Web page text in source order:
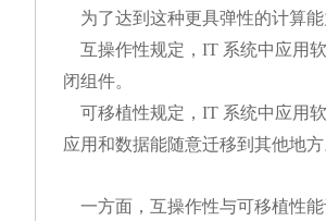
为了达到这种更具弹性的计算能
互操作性规定，IT 系统中应用
闭组件。
可移植性规定，IT 系统中应用
应用和数据能随意迁移到其他地方
一方面，互操作性与可移植性